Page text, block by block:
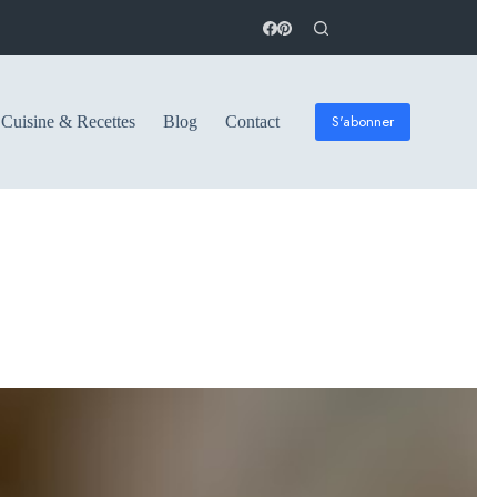
Cuisine & Recettes Blog Contact S'abonner